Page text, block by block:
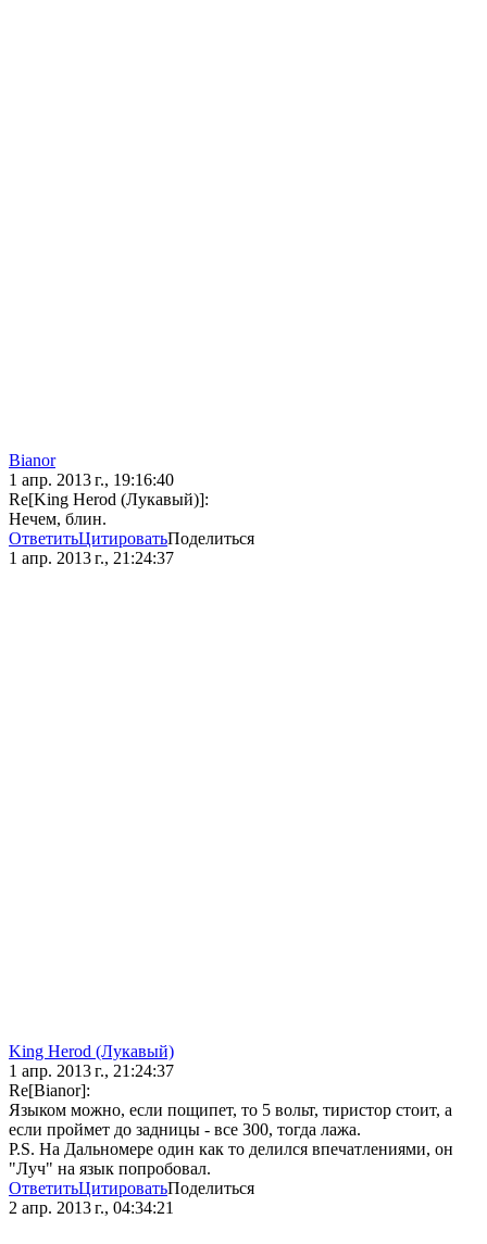
Bianor
1 апр. 2013 г., 19:16:40
Re[King Herod (Лукавый)]:
Нечем, блин.
ОтветитьЦитироватьПоделиться
1 апр. 2013 г., 21:24:37
King Herod (Лукавый)
1 апр. 2013 г., 21:24:37
Re[Bianor]:
Языком можно, если пощипет, то 5 вольт, тиристор стоит, а
если проймет до задницы - все 300, тогда лажа.
P.S. На Дальномере один как то делился впечатлениями, он
"Луч" на язык попробовал.
ОтветитьЦитироватьПоделиться
2 апр. 2013 г., 04:34:21